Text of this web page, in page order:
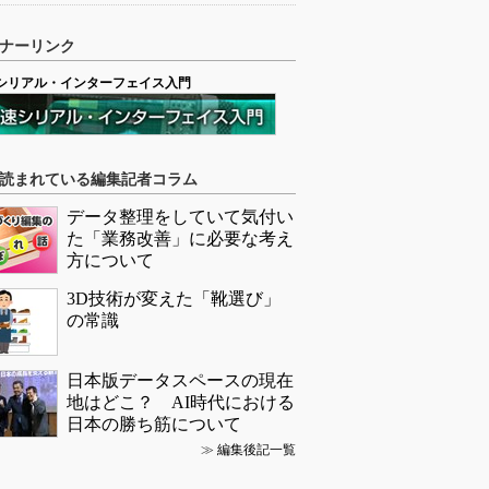
ーリンク
リアル・インターフェイス入門
まれている編集記者コラム
データ整理をしていて気付い
た「業務改善」に必要な考え
方について
3D技術が変えた「靴選び」
の常識
日本版データスペースの現在
地はどこ？ AI時代における
日本の勝ち筋について
≫ 編集後記一覧